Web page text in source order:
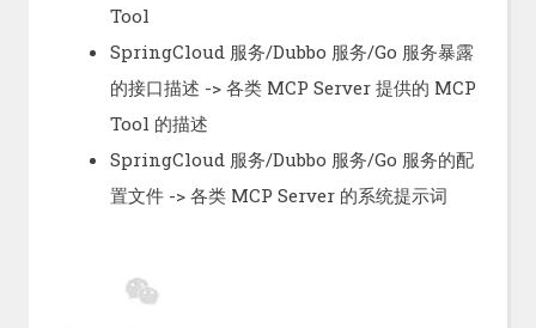
Tool
SpringCloud 服务/Dubbo 服务/Go 服务暴露
的接口描述 -> 各类 MCP Server 提供的 MCP
Tool 的描述
SpringCloud 服务/Dubbo 服务/Go 服务的配
置文件 -> 各类 MCP Server 的系统提示词